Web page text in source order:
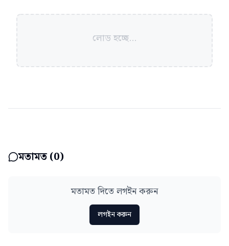
লোড হচ্ছে...
মতামত (0)
মতামত দিতে লগইন করুন
লগইন করুন